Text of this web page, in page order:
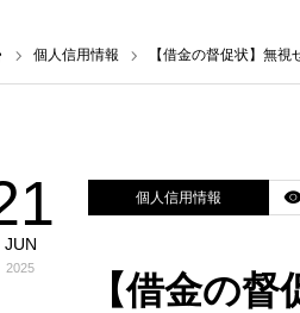
個人信用情報 【借金の督促状】無
JUN
2025
個人信用情報
【借金の